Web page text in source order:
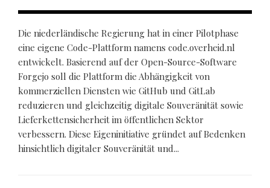
Die niederländische Regierung hat in einer Pilotphase
eine eigene Code-Plattform namens code.overheid.nl
entwickelt. Basierend auf der Open-Source-Software
Forgejo soll die Plattform die Abhängigkeit von
kommerziellen Diensten wie GitHub und GitLab
reduzieren und gleichzeitig digitale Souveränität sowie
Lieferkettensicherheit im öffentlichen Sektor
verbessern. Diese Eigeninitiative gründet auf Bedenken
hinsichtlich digitaler Souveränität und...